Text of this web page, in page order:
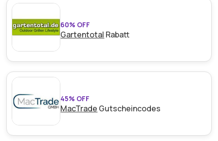
60% OFF
Gartentotal Rabatt
45% OFF
MacTrade Gutscheincodes